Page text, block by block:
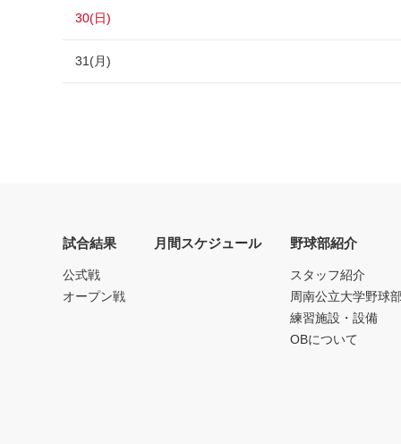
30(日)
31(月)
試合結果
公式戦
オープン戦
月間スケジュール 野球部紹介
スタッフ紹介
周南公立大学野球
練習施設・設備
OBについて